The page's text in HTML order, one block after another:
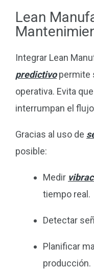
Lean
Integrar Lean
predictivopermite
operativa. Evita
interrumpan el
Gracias al uso de
posible:
Medir
tiempo real.
Detectar
Planificar
producción.